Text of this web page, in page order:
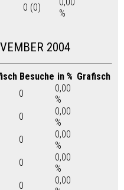
0 (0)
%
2004
Besuche in % Grafisch
0
0,00
%
0
0,00
%
0
0,00
%
0
0,00
%
0
0,00